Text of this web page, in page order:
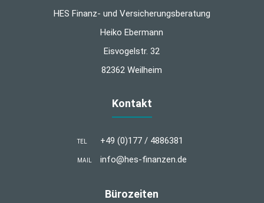
HES Finanz- und Versicherungsberatung
Heiko Ebermann
Eisvogelstr. 32
82362 Weilheim
Kontakt
TEL +49 (0)177 / 4886381
MAIL info@hes-finanzen.de
Bürozeiten